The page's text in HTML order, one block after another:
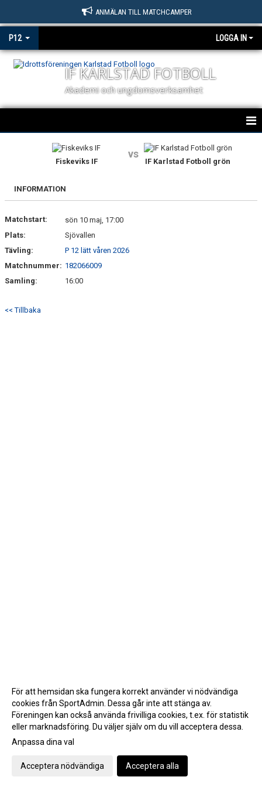
ANMÄLAN TILL MATCHCAMPER
P12 LOGGA IN
IF KARLSTAD FOTBOLL
Akademi och ungdomsverksamhet
KALENDER
MATCHER
BILDGALLERI
Fiskeviks IF
vs
IF Karlstad Fotboll grön
INFORMATION
Matchstart:
sön 10 maj, 17:00
Plats:
Sjövallen
Tävling:
P 12 lätt våren 2026
Matchnummer: 182066009
Samling:
16:00
<< Tillbaka
Gå till Webbversion
För att hemsidan ska fungera korrekt använder vi nödvändiga
cookies från SportAdmin. Dessa går inte att stänga av.
Föreningen kan också använda frivilliga cookies, t.ex. för statistik
eller marknadsföring. Du väljer själv om du vill acceptera dessa.
Anpassa dina val
Acceptera nödvändiga Acceptera alla